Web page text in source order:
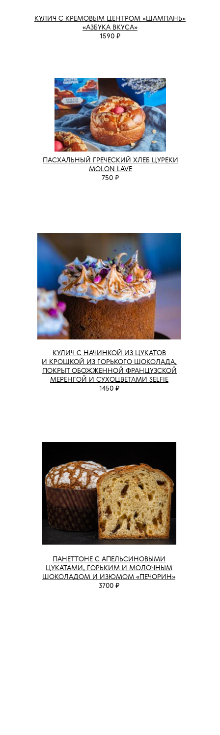
КУЛИЧ С КРЕМОВЫМ ЦЕНТРОМ «ШАМПАНЬ»
«АЗБУКА ВКУСА»
1590 ₽
ПАСХАЛЬНЫЙ ГРЕЧЕСКИЙ ХЛЕБ ЦУРЕКИ
MOLON LAVE
750 ₽
КУЛИЧ С НАЧИНКОЙ ИЗ ЦУКАТОВ
И КРОШКОЙ ИЗ ГОРЬКОГО ШОКОЛАДА,
ПОКРЫТ ОБОЖЖЕННОЙ ФРАНЦУЗСКОЙ
МЕРЕНГОЙ И СУХОЦВЕТАМИ SELFIE
1450 ₽
ПАНЕТТОНЕ С АПЕЛЬСИНОВЫМИ
ЦУКАТАМИ, ГОРЬКИМ И МОЛОЧНЫМ
ШОКОЛАДОМ И ИЗЮМОМ «ПЕЧОРИН»
3700 ₽